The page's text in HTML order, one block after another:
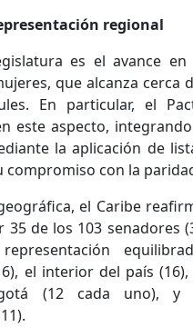
regional
es el avance en
que alcanza cerca
En particular, el
este aspecto,
la aplicación de
compromiso con la
el Caribe
de los 103 senadores
el interior del país (16),
(12 cada uno), y